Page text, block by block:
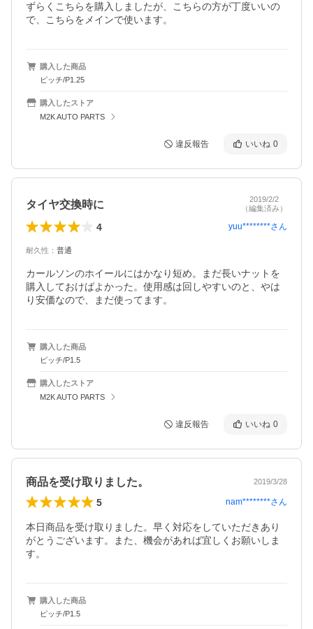
ずらくこちらを購入しましたが、こちらの方が丁度いいの
で、こちらをメインで使います。
購入した商品
ピッチ/P1.25
購入したストア
M2K AUTO PARTS
違反報告 いいね 0
タイヤ交換時に
2019/2/2
（編集済み）
4 yuu********さん
耐久性 ： 普通
カールソンのホイールにはかなり短め。まだ長いナットを
購入しておけばよかった。使用感は回しやすいのと、やは
り安価なので、まだ使ってます。
購入した商品
ピッチ/P1.5
購入したストア
M2K AUTO PARTS
違反報告 いいね 0
商品を受け取りました。 2019/3/28
5 nam********さん
本日商品を受け取りました。早く対応をしていただきあり
がとうございます。また、機会があれば宜しくお願いしま
す。
購入した商品
ピッチ/P1.5